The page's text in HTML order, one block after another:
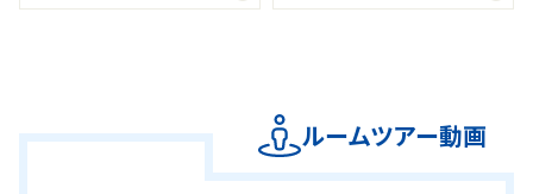
ルームツアー動画